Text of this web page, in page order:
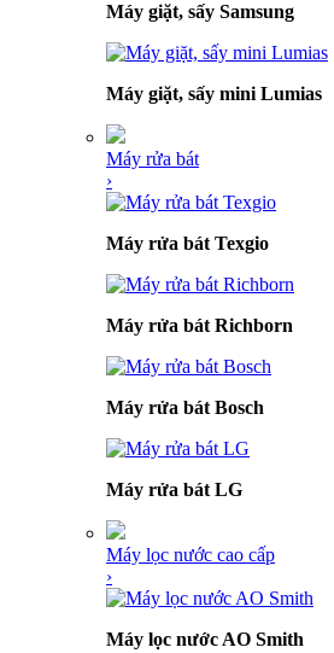
Máy giặt, sấy Samsung
Máy giặt, sấy mini Lumias
Máy rửa bát
›
Máy rửa bát Texgio
Máy rửa bát Richborn
Máy rửa bát Bosch
Máy rửa bát LG
Máy lọc nước cao cấp
›
Máy lọc nước AO Smith